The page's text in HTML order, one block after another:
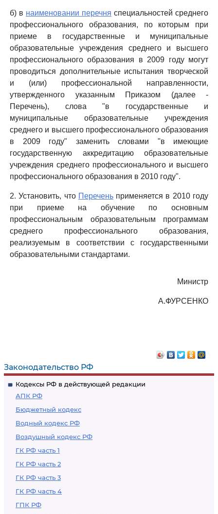
Законодательство РФ
Кодексы РФ в действующей редакции
АПК РФ
Бюджетный кодекс
Водный кодекс РФ
Воздушный кодекс РФ
ГК РФ часть 1
ГК РФ часть 2
ГК РФ часть 3
ГК РФ часть 4
ГПК РФ
б) в наименовании перечня специальностей среднего
профессионального образования, по которым при
приеме в государственные и муниципальные
образовательные учреждения среднего и высшего
профессионального образования в 2009 году могут
проводиться дополнительные испытания творческой
и (или) профессиональной направленности,
утвержденного указанным Приказом (далее -
Перечень), слова "в государственные и
муниципальные образовательные учреждения
среднего и высшего профессионального образования
в 2009 году" заменить словами "в имеющие
государственную аккредитацию образовательные
учреждения среднего профессионального и высшего
профессионального образования в 2010 году".
2. Установить, что Переченьприменяется в 2010 году
при приеме на обучение по основным
профессиональным образовательным программам
среднего профессионального образования,
реализуемым в соответствии с государственными
образовательными стандартами.
Министр
А.ФУРСЕНКО